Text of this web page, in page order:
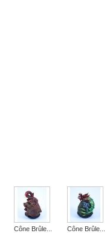
Cône Brûle... Cône Brûle...